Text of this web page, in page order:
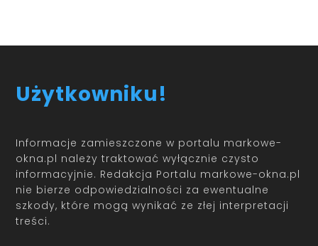
Użytkowniku!
Informacje zamieszczone w portalu markowe-
okna.pl należy traktować wyłącznie czysto
informacyjnie. Redakcja Portalu markowe-okna.pl
nie bierze odpowiedzialności za ewentualne
szkody, które mogą wynikać ze złej interpretacji
treści.